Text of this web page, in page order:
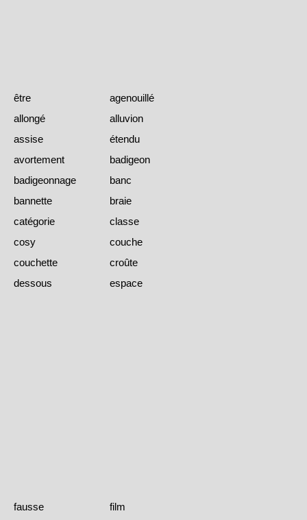
être
agenouillé
allongé
alluvion
assise
étendu
avortement
badigeon
badigeonnage
banc
bannette
braie
catégorie
classe
cosy
couche
couchette
croûte
dessous
espace
fausse
film